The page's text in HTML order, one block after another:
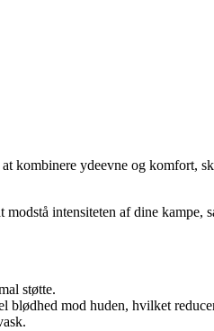
kombinere ydeevne og komfort,
intensiteten af dine
støtte.
blødhed mod huden, hvilket